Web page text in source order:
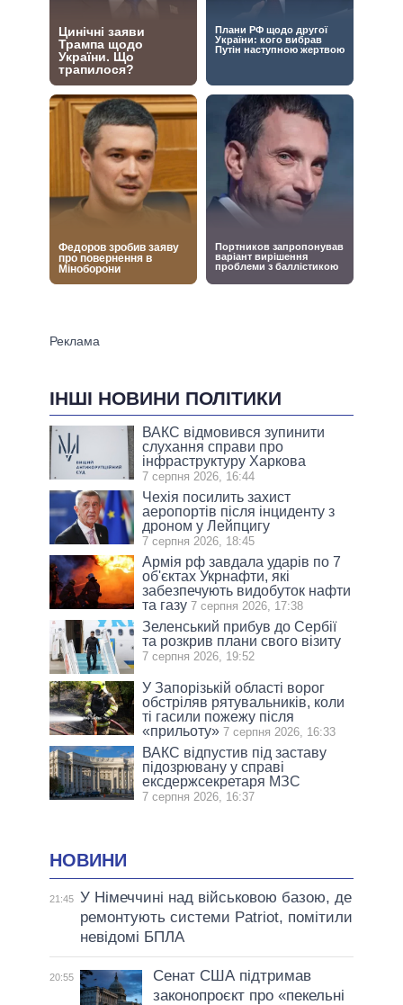
ІНШІ НОВИНИ ПОЛІТИКИ
ВАКС відмовився зупинити
слухання справи про
інфраструктуру Харкова
7 серпня 2026, 16:44
Чехія посилить захист
аеропортів після інциденту з
дроном у Лейпцигу
7 серпня 2026, 18:45
Армія рф завдала ударів по 7
об'єктах Укрнафти, які
забезпечують видобуток нафти
та газу 7 серпня 2026, 17:38
Зеленський прибув до Сербії
та розкрив плани свого візиту
7 серпня 2026, 19:52
У Запорізькій області ворог
обстріляв рятувальників, коли
ті гасили пожежу після
«прильоту» 7 серпня 2026, 16:33
ВАКС відпустив під заставу
підозрювану у справі
ексдержсекретаря МЗС
7 серпня 2026, 16:37
НОВИНИ
21:45 У Німеччині над військовою базою, де
ремонтують системи Patriot, помітили
невідомі БПЛА
20:55
Сенат США підтримав
законопроєкт про «пекельні